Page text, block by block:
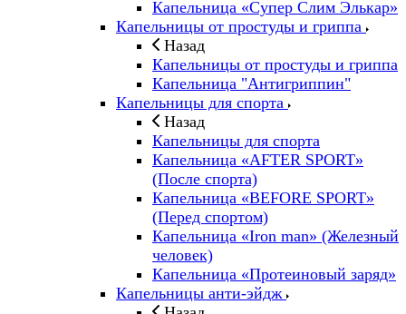
Капельница «Супер Слим Элькар»
Капельницы от простуды и гриппа
Назад
Капельницы от простуды и гриппа
Капельница "Антигриппин"
Капельницы для спорта
Назад
Капельницы для спорта
Капельница «AFTER SPORT»
(После спорта)
Капельница «BEFORE SPORT»
(Перед спортом)
Капельница «Iron man» (Железный
человек)
Капельница «Протеиновый заряд»
Капельницы анти-эйдж